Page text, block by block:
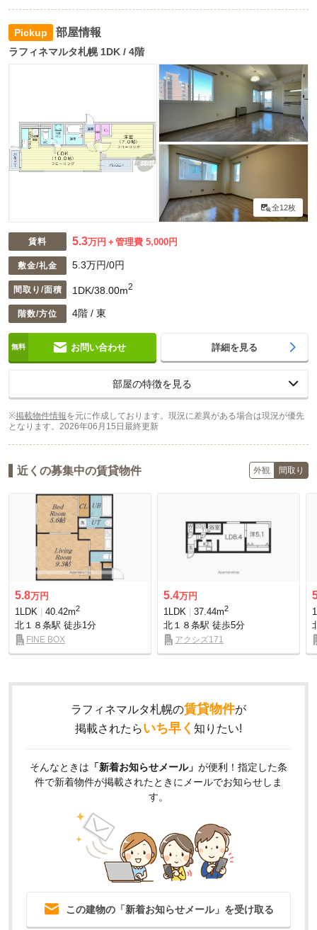
部屋情報
ラフィネマルタ札幌 1DK / 4階
全12枚
賃料 5.3万円 管理費 5,000円
敷金/礼金 5.3万円/0円
間取り/面積 1DK/38.00m2
階数/方位 4階 / 東
お問い合わせ 詳細を見る
部屋の特徴を見る
※掲載物件情報を元に作成しております。現況に差異がある場合は現況が優先
となります。 2026年06月15日最終更新
近くの募集中の賃貸物件 外観 間取り
5.8万円
1LDK
40.42m2
北１８条駅 徒歩1分
FINE BOX
5.4万円
1LDK
37.44m2
北１８条駅 徒歩5分
アクシズ171
ラフィネマルタ札幌の賃貸物件が
掲載されたらいち早く 知りたい!
そんなときは 「新着お知らせメール」 が便利！指定した条
件で新着物件が掲載されたときにメールでお知らせしま
す。
この建物の「新着お知らせメール」を受け取る